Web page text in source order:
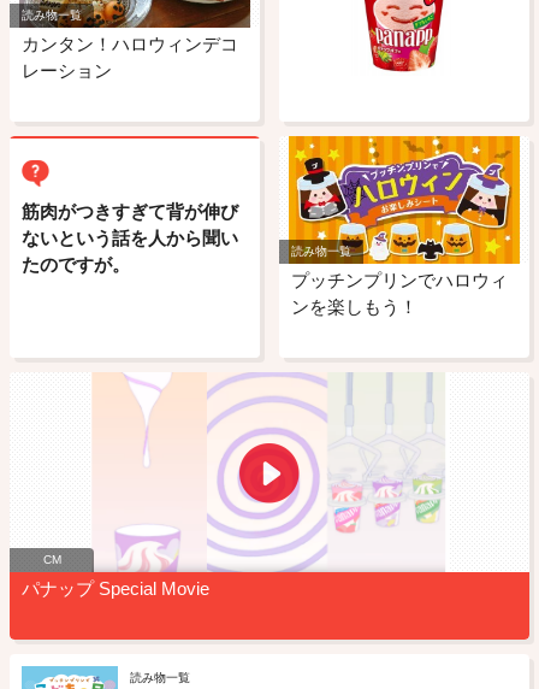
読み物一覧
カンタン！ハロウィンデコ
レーション
筋肉がつきすぎて背が伸び
ないという話を人から聞い
たのですが。
読み物一覧
プッチンプリンでハロウィ
ンを楽しもう！
CM
パナップ Special Movie
読み物一覧